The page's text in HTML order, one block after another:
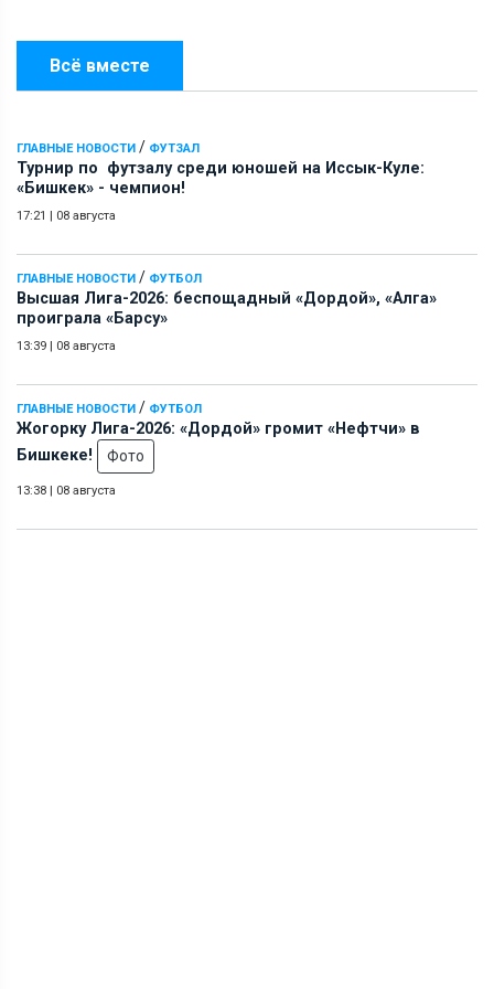
Всё вместе
ГЛАВНЫЕ НОВОСТИ / ФУТЗАЛ
Турнир по футзалу среди юношей на Иссык-Куле:
«Бишкек» - чемпион!
17:21 | 08 августа
ГЛАВНЫЕ НОВОСТИ / ФУТБОЛ
Высшая Лига-2026: беспощадный «Дордой», «Алга»
проиграла «Барсу»
13:39 | 08 августа
ГЛАВНЫЕ НОВОСТИ / ФУТБОЛ
Жогорку Лига-2026: «Дордой» громит «Нефтчи» в
Бишкеке!
Фото
13:38 | 08 августа